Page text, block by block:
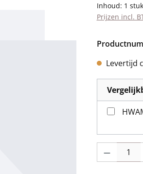
Inhoud: 1
Prijzen incl.
Levertijd